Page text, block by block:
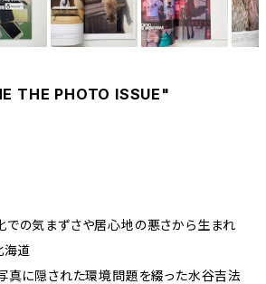
THE PHOTO ISSUE"
の気まずさや居心地の悪さから生まれ
海道
真に隠された環境問題を綴った水谷吉法